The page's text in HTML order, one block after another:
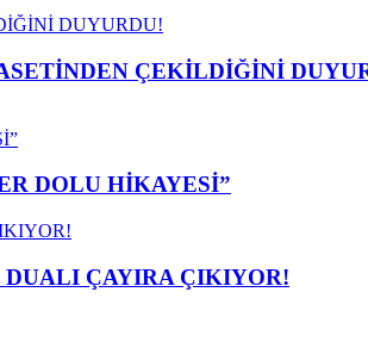
ÇEKİLDİĞİNİ
DOLU HİKAYESİ”
ÇAYIRA ÇIKIYOR!